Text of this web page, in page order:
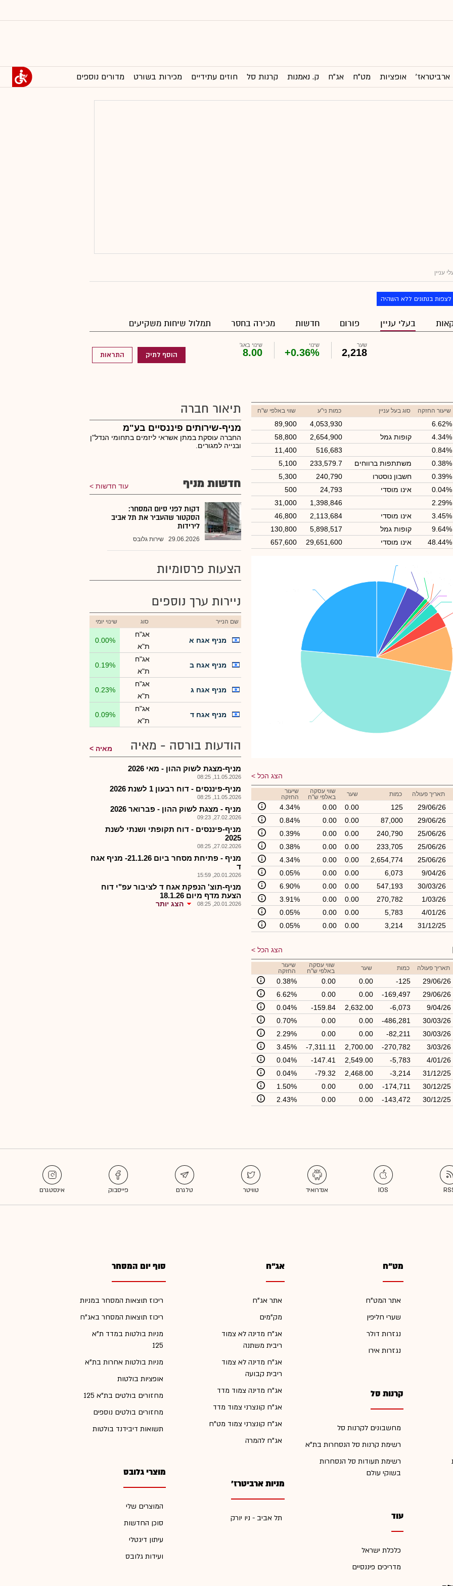
ארביטראז' אופציות מט"ח אג"ח ק. נאמנות קרנות סל חוזים עתידיים מכירות בשורט מדורים נוספים
עניין
לצפות בנתונים ללא השהיה
בעלי עניין פורום חדשות מכירה בחסר תמלול שיחות משקיעים
שער
2,218
שינוי
+0.36%
שינוי באג'
8.00 הוסף לתיק התראות
שיעור החזקה סוג בעל עניין כמות ני"ע שווי באלפי ש"ח
6.62%
4,053,930
89,900
4.34% קופות גמל 2,654,900
58,800
0.84%
516,683
11,400
0.38% משתתפות ברווחים 233,579.7
5,100
0.39% חשבון נוסטרו 240,790
5,300
0.04% אינו מוסדי 24,793
500
2.29%
1,398,846
31,000
3.45% אינו מוסדי 2,113,684
46,800
9.64% קופות גמל 5,898,517
130,800
48.44% אינו מוסדי 29,651,600
657,600
הצג הכל
תאריך פעולה כמות שער
שווי עסקה
באלפי ש"ח
שיעור
החזקה
29/06/26
125
0.00
0.00
4.34%
29/06/26
87,000
0.00
0.00
0.84%
25/06/26
240,790
0.00
0.00
0.39%
25/06/26
233,705
0.00
0.00
0.38%
25/06/26
2,654,774
0.00
0.00
4.34%
9/04/26
6,073
0.00
0.00
0.05%
30/03/26
547,193
0.00
0.00
6.90%
1/03/26
270,782
0.00
0.00
3.91%
4/01/26
5,783
0.00
0.00
0.05%
31/12/25
3,214
0.00
0.00
0.05%
הצג הכל
תאריך פעולה כמות שער
שווי עסקה
באלפי ש"ח
שיעור
החזקה
29/06/26
-125
0.00
0.00
0.38%
29/06/26
-169,497
0.00
0.00
6.62%
9/04/26
-6,073
2,632.00
-159.84
0.04%
30/03/26
-486,281
0.00
0.00
0.70%
30/03/26
-82,211
0.00
0.00
2.29%
3/03/26
-270,782
2,700.00
-7,311.11
3.45%
4/01/26
-5,783
2,549.00
-147.41
0.04%
31/12/25
-3,214
2,468.00
-79.32
0.04%
30/12/25
-174,711
0.00
0.00
1.50%
30/12/25
-143,472
0.00
0.00
2.43%
תיאור חברה
מניף-שירותים פיננסיים בע"מ
החברה עוסקת במתן אשראי ליזמים בתחומי הנדל"ן
ובנייה למגורים.
חדשות מניף עוד חדשות
דקות לפני סיום המסחר:
הסקטור שהעביר את תל אביב
לירידות
29.06.2026 שירות גלובס
הצעות פרסומיות
ניירות ערך נוספים
שם הנייר סוג שינוי יומי
מניף אגח א
אג"ח
ת"א
0.00%
מניף אגח ב
אג"ח
ת"א
0.19%
מניף אגח ג
אג"ח
ת"א
0.23%
מניף אגח ד
אג"ח
ת"א
0.09%
הודעות בורסה - מאיה מאיה
מניף-מצגת לשוק ההון - מאי 2026
11.05.2026, 08:25
מניף-פיננסים - דוח רבעון 1 לשנת 2026
11.05.2026, 08:25
מניף - מצגת לשוק ההון - פברואר 2026
27.02.2026, 09:23
מניף-פיננסים - דוח תקופתי ושנתי לשנת
2025
27.02.2026, 08:25
מניף - פתיחת מסחר ביום 21.1.26- מניף אגח
ד
20.01.2026, 15:59
מניף-תוצ' הנפקת אגח ד לציבור עפ"י דוח
הצעת מדף מיום 18.1.26
20.01.2026, 08:25 הצג יותר
מט"ח
אתר המט"ח
שערי חליפין
נגזרות דולר
נגזרות אירו
קרנות סל
מחשבונים לקרנות סל
רשימת קרנות סל הנסחרות בת"א
רשימת תעודות סל הנסחרות
בשוקי עולם
עוד
כלכלת ישראל
מדריכים פיננסיים
אג"ח
אתר אג"ח
מק"מים
אג"ח מדינה לא צמוד
ריבית משתנה
אג"ח מדינה לא צמוד
ריבית קבועה
אג"ח מדינה צמוד מדד
אג"ח קונצרני צמוד מדד
אג"ח קונצרני צמוד מט"ח
אג"ח להמרה
מניות ארביטרז'
תל אביב - ניו יורק
סוף יום המסחר
ריכוז תוצאות המסחר במניות
ריכוז תוצאות המסחר באג"ח
מניות בולטות במדד ת"א
125
מניות בולטות אחרות בת"א
אופציות בולטות
מחזורים בולטים בת"א 125
מחזורים בולטים נוספים
תשואות דיבידנד בולטות
מוצרי גלובס
המוצרים שלי
סוכן החדשות
עיתון דיגטלי
ועידות גלובס